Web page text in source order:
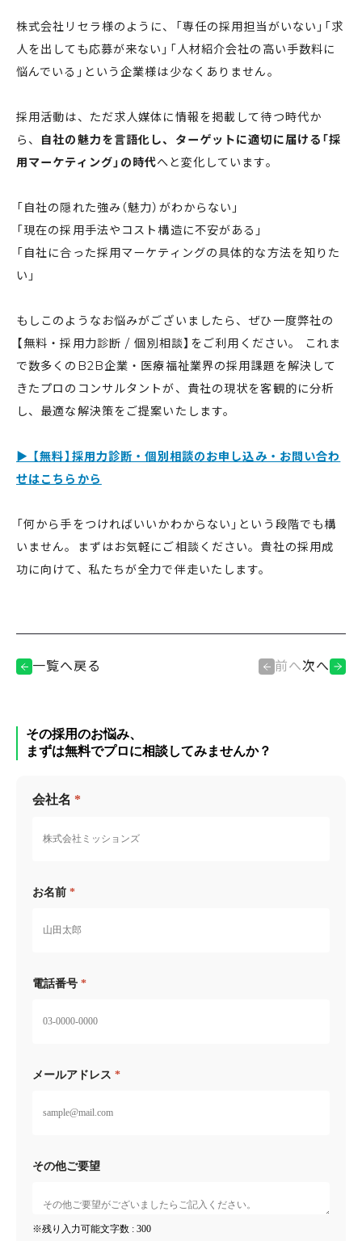
株式会社リセラ様のように、「専任の採用担当がいない」「求
人を出しても応募が来ない」「人材紹介会社の高い手数料に
悩んでいる」という企業様は少なくありません。
採用活動は、ただ求人媒体に情報を掲載して待つ時代か
ら、 自社の魅力を言語化し、ターゲットに適切に届ける「採
用マーケティング」の時代へと変化しています。
「自社の隠れた強み（魅力）がわからない」
「現在の採用手法やコスト構造に不安がある」
「自社に合った採用マーケティングの具体的な方法を知りた
い」
もしこのようなお悩みがございましたら、ぜひ一度弊社の
【無料・採用力診断 / 個別相談】をご利用ください。 これま
で数多くのB2B企業・医療福祉業界の採用課題を解決して
きたプロのコンサルタントが、貴社の現状を客観的に分析
し、最適な解決策をご提案いたします。
▶︎ 【無料】採用力診断・個別相談のお申し込み・お問い合わ
せはこちらから
「何から手をつければいいかわからない」という段階でも構
いません。まずはお気軽にご相談ください。貴社の採用成
功に向けて、私たちが全力で伴走いたします。
一覧へ戻る 前へ次へ
その採用のお悩み、
まずは無料でプロに相談してみませんか？
会社名
お名前
電話番号
メールアドレス
その他ご要望
※残り入力可能文字数 : 300